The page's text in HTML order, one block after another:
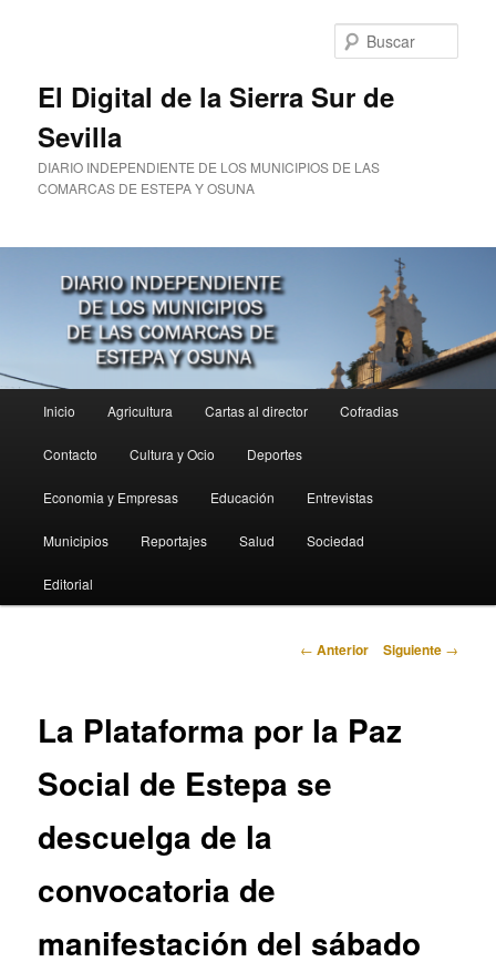
El Digital de la Sierra Sur de
Sevilla
DIARIO INDEPENDIENTE DE LOS MUNICIPIOS DE LAS
COMARCAS DE ESTEPA Y OSUNA
principal
Inicio Agricultura Cartas al director Cofradias
Contacto Cultura y Ocio Deportes
Economia y Empresas Educación Entrevistas
Municipios Reportajes Salud Sociedad
Editorial
Navegación
← Anterior Siguiente →
La Plataforma por la Paz
Social de Estepa se
descuelga de la
convocatoria de
manifestación del sábado